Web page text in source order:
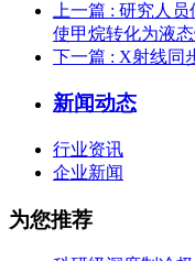
上一篇 : 研究人
使甲烷转化为液
下一篇 : X射线同
新闻动态
行业资讯
企业新闻
为您推荐